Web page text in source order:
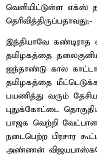
வெளியிட்டுள்ள எக்ஸ்
தெரிவித்திருப்பதாவது;-
இந்தியாவே
தமிழகத்தை
ஐந்தாண்டு கால
தமிழகத்தை
பயணித்து வரும்
புதுக்கோட்டை
பாஜக வெற்றி
நடைபெற்ற பிரசார
அண்ணன்